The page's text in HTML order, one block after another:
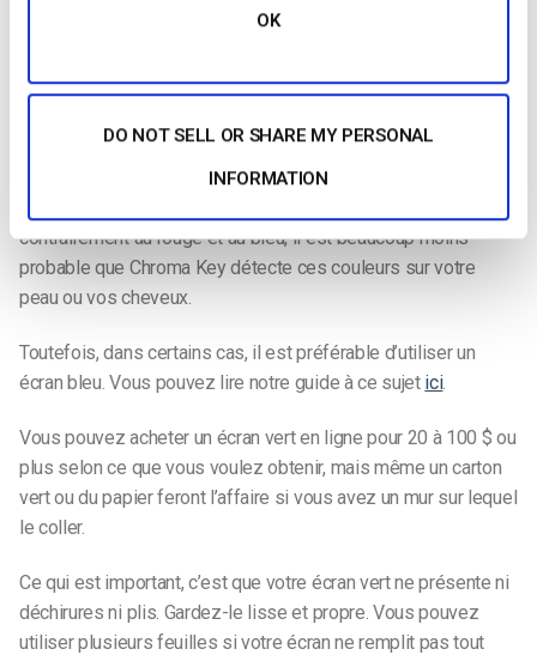
OK
DO NOT SELL OR SHARE MY PERSONAL
INFORMATION
dans Wirecast, Xsplit, vMix et OBS, mais prenons quelques
d’obtenir le meilleur effet.
Lorsqu’il s’agit de choisir la couleur de votre écran, les gens
choisissent généralement le vert. En effet, il s’agit d’une
contrairement au rouge et au bleu, il est beaucoup moins
probable que Chroma Key détecte ces couleurs sur votre
peau ou vos cheveux.
Toutefois, dans certains cas, il est préférable d’utiliser un
écran bleu. Vous pouvez lire notre guide à ce sujet ici.
Vous pouvez acheter un écran vert en ligne pour 20 à 100 $ ou
plus selon ce que vous voulez obtenir, mais même un carton
vert ou du papier feront l’affaire si vous avez un mur sur lequel
le coller.
Ce qui est important, c’est que votre écran vert ne présente ni
déchirures ni plis. Gardez-le lisse et propre. Vous pouvez
utiliser plusieurs feuilles si votre écran ne remplit pas tout